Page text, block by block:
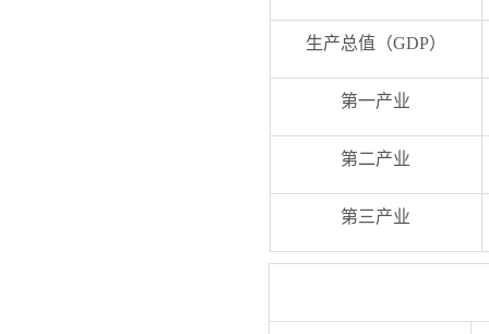
生产总值（GDP）
第一产业
第二产业
第三产业